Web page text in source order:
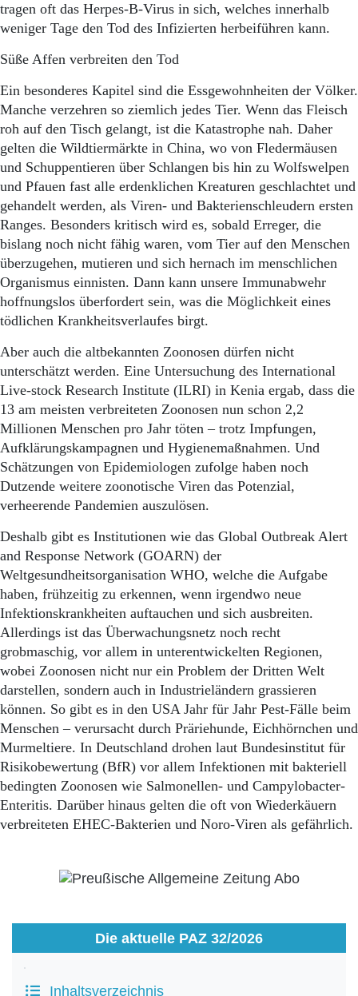
tragen oft das Herpes-B-Virus in sich, welches innerhalb
weniger Tage den Tod des Infizierten herbeiführen kann.
Süße Affen verbreiten den Tod
Ein besonderes Kapitel sind die Essgewohnheiten der Völker.
Manche verzehren so ziemlich jedes Tier. Wenn das Fleisch
roh auf den Tisch gelangt, ist die Katastrophe nah. Daher
gelten die Wildtiermärkte in China, wo von Fledermäusen
und Schuppentieren über Schlangen bis hin zu Wolfswelpen
und Pfauen fast alle erdenklichen Kreaturen geschlachtet und
gehandelt werden, als Viren- und Bakterienschleudern ersten
Ranges. Besonders kritisch wird es, sobald Erreger, die
bislang noch nicht fähig waren, vom Tier auf den Menschen
überzugehen, mutieren und sich hernach im menschlichen
Organismus einnisten. Dann kann unsere Immunabwehr
hoffnungslos überfordert sein, was die Möglichkeit eines
tödlichen Krankheitsverlaufes birgt.
Aber auch die altbekannten Zoonosen dürfen nicht
unterschätzt werden. Eine Untersuchung des International
Live-stock Research Institute (ILRI) in Kenia ergab, dass die
13 am meisten verbreiteten Zoonosen nun schon 2,2
Millionen Menschen pro Jahr töten – trotz Impfungen,
Aufklärungskampagnen und Hygienemaßnahmen. Und
Schätzungen von Epidemiologen zufolge haben noch
Dutzende weitere zoonotische Viren das Potenzial,
verheerende Pandemien auszulösen.
Deshalb gibt es Institutionen wie das Global Outbreak Alert
and Response Network (GOARN) der
Weltgesundheitsorganisation WHO, welche die Aufgabe
haben, frühzeitig zu erkennen, wenn irgendwo neue
Infektionskrankheiten auftauchen und sich ausbreiten.
Allerdings ist das Überwachungsnetz noch recht
grobmaschig, vor allem in unterentwickelten Regionen,
wobei Zoonosen nicht nur ein Problem der Dritten Welt
darstellen, sondern auch in Industrieländern grassieren
können. So gibt es in den USA Jahr für Jahr Pest-Fälle beim
Menschen – verursacht durch Präriehunde, Eichhörnchen und
Murmeltiere. In Deutschland drohen laut Bundesinstitut für
Risikobewertung (BfR) vor allem Infektionen mit bakteriell
bedingten Zoonosen wie Salmonellen- und Campylobacter-
Enteritis. Darüber hinaus gelten die oft von Wiederkäuern
verbreiteten EHEC-Bakterien und Noro-Viren als gefährlich.
Die aktuelle PAZ 32/2026
Inhaltsverzeichnis